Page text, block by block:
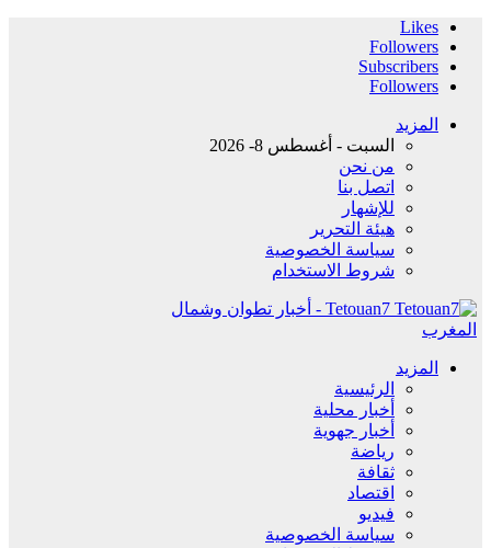
Likes
Followers
Subscribers
Followers
المزيد
السبت - أغسطس 8- 2026
من نحن
اتصل بنا
للإشهار
هيئة التحرير
سياسة الخصوصية
شروط الاستخدام
Tetouan7 - أخبار تطوان وشمال
المغرب
المزيد
الرئيسية
أخبار محلية
أخبار جهوية
رياضة
ثقافة
اقتصاد
فيديو
سياسة الخصوصية